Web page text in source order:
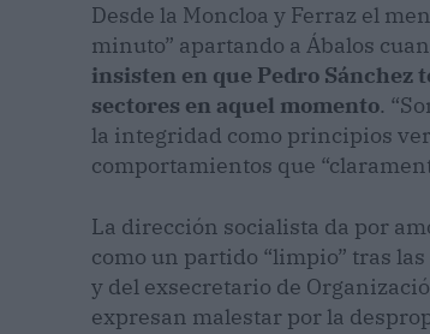
Desde la Moncloa y Ferraz el
minuto” apartando a Ábalos
insisten en que Pedro Sánchez
sectores en aquel momento.
la integridad como principios
comportamientos que
La dirección socialista da por
como un partido “limpio” tras
y del exsecretario de
expresan malestar por la